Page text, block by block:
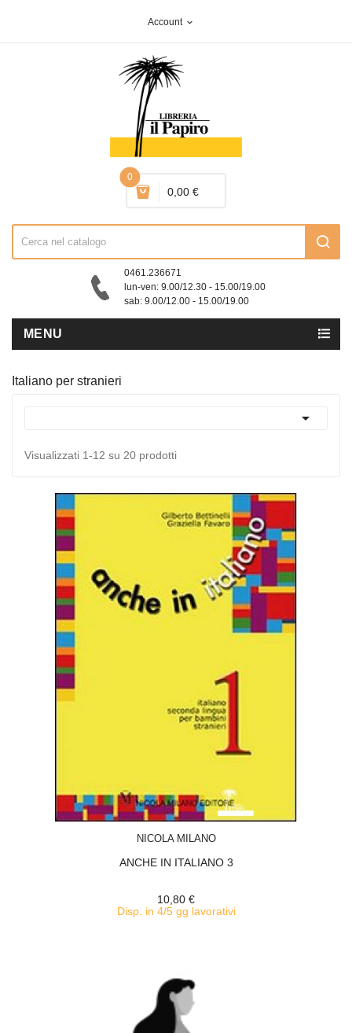
Account expand_more
0
0,00 €
0461.236671
lun-ven: 9.00/12.30 - 15.00/19.00
sab: 9.00/12.00 - 15.00/19.00
MENU
Italiano per stranieri

Visualizzati 1-12 su 20 prodotti
NICOLA MILANO
ANCHE IN ITALIANO 3
10,80 €
Disp. in 4/5 gg lavorativi